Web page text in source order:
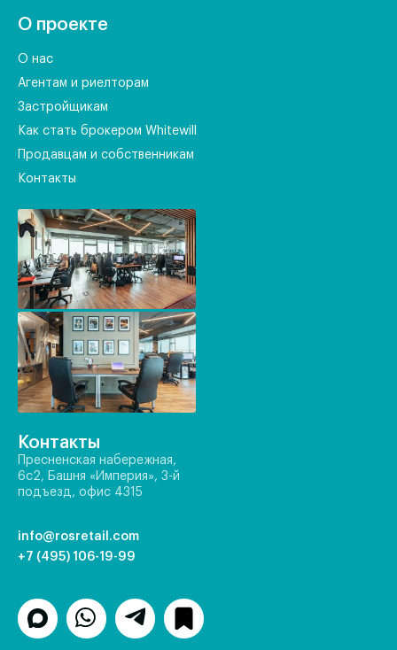
О проекте
О нас
Агентам и риелторам
Застройщикам
Как стать брокером Whitewill
Продавцам и собственникам
Контакты
Контакты
Пресненская набережная,
6с2, Башня «Империя», 3-й
подъезд, офис 4315
info@rosretail.com
+7 (495) 106-19-99